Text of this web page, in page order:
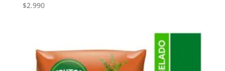
$2.990